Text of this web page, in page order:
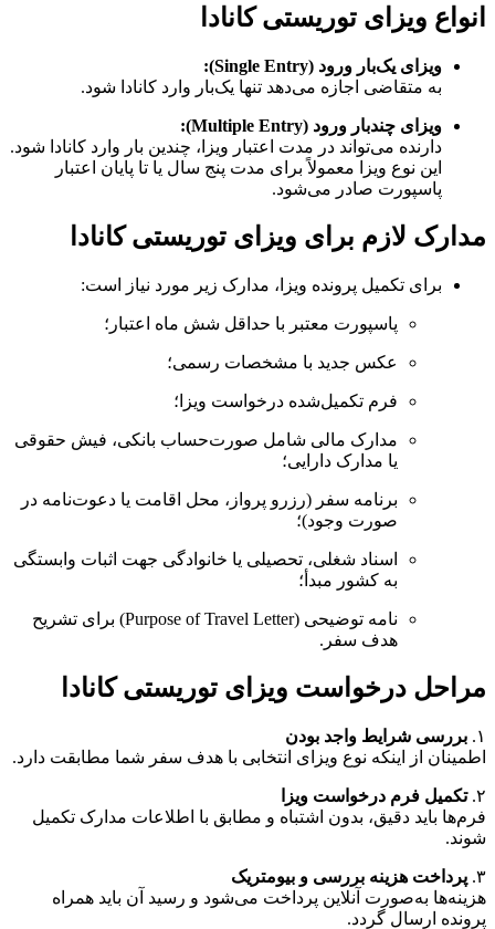
انواع ویزای توریستی کانادا
ویزای یک‌بار ورود (Single Entry):
به متقاضی اجازه می‌دهد تنها یک‌بار وارد کانادا شود.
ویزای چند‌بار ورود (Multiple Entry):
دارنده می‌تواند در مدت اعتبار ویزا، چندین بار وارد کانادا شود.
این نوع ویزا معمولاً برای مدت پنج سال یا تا پایان اعتبار
پاسپورت صادر می‌شود.
مدارک لازم برای ویزای توریستی کانادا
برای تکمیل پرونده ویزا، مدارک زیر مورد نیاز است:
پاسپورت معتبر با حداقل شش ماه اعتبار؛
عکس جدید با مشخصات رسمی؛
فرم تکمیل‌شده درخواست ویزا؛
مدارک مالی شامل صورت‌حساب بانکی، فیش حقوقی
یا مدارک دارایی؛
برنامه سفر (رزرو پرواز، محل اقامت یا دعوت‌نامه در
صورت وجود)؛
اسناد شغلی، تحصیلی یا خانوادگی جهت اثبات وابستگی
به کشور مبدأ؛
نامه توضیحی (Purpose of Travel Letter) برای تشریح
هدف سفر.
مراحل درخواست ویزای توریستی کانادا
۱. بررسی شرایط واجد بودن
اطمینان از اینکه نوع ویزای انتخابی با هدف سفر شما مطابقت دارد.
۲. تکمیل فرم درخواست ویزا
فرم‌ها باید دقیق، بدون اشتباه و مطابق با اطلاعات مدارک تکمیل
شوند.
۳. پرداخت هزینه بررسی و بیومتریک
هزینه‌ها به‌صورت آنلاین پرداخت می‌شود و رسید آن باید همراه
پرونده ارسال گردد.